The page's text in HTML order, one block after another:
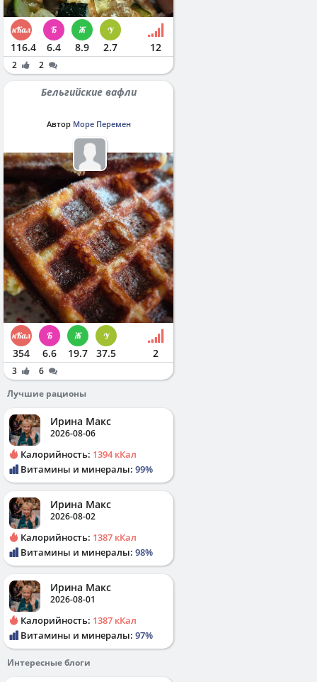
116.4 6.4 8.9 2.7 12
2 2
Бельгийские вафли
Автор Море Перемен
354 6.6 19.7 37.5 2
3
6
Лучшие рационы
Ирина Макс
2026-08-06
Калорийность: 1394 кКал
Витамины и минералы: 99%
Ирина Макс
2026-08-02
Калорийность: 1387 кКал
Витамины и минералы: 98%
Ирина Макс
2026-08-01
Калорийность: 1387 кКал
Витамины и минералы: 97%
Интересные блоги